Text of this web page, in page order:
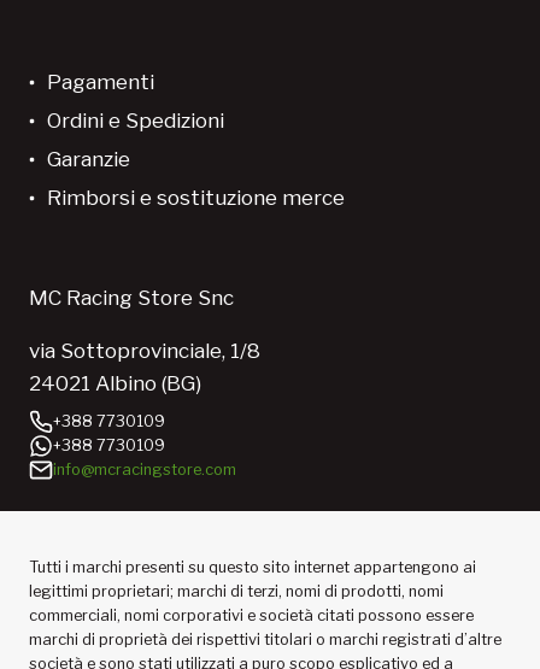
Pagamenti
Ordini e Spedizioni
Garanzie
Rimborsi e sostituzione merce
MC Racing Store Snc
via Sottoprovinciale, 1/8
24021 Albino (BG)
+388 7730109
+388 7730109
info@mcracingstore.com
Tutti i marchi presenti su questo sito internet appartengono ai
legittimi proprietari; marchi di terzi, nomi di prodotti, nomi
commerciali, nomi corporativi e società citati possono essere
marchi di proprietà dei rispettivi titolari o marchi registrati d’altre
società e sono stati utilizzati a puro scopo esplicativo ed a